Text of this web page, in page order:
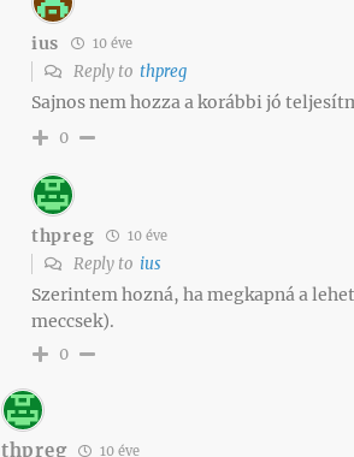
ius 10 éve
Reply to thpreg
Sajnos nem hozza a korábbi jó
0
thpreg 10 éve
Reply to ius
Szerintem hozná, ha megkapná a
meccsek).
0
thpreg 10 éve